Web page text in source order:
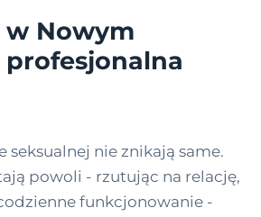
w Nowym
seksualnej nie znikają same.
powoli - rzutując na relację,
funkcjonowanie -